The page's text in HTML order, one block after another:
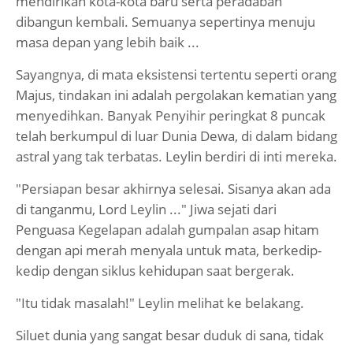
dibangun kembali. Semuanya sepertinya menuju
masa depan yang lebih baik ...
Sayangnya, di mata eksistensi tertentu seperti orang
Majus, tindakan ini adalah pergolakan kematian yang
menyedihkan. Banyak Penyihir peringkat 8 puncak
telah berkumpul di luar Dunia Dewa, di dalam bidang
astral yang tak terbatas. Leylin berdiri di inti mereka.
"Persiapan besar akhirnya selesai. Sisanya akan ada
di tanganmu, Lord Leylin ..." Jiwa sejati dari
Penguasa Kegelapan adalah gumpalan asap hitam
dengan api merah menyala untuk mata, berkedip-
kedip dengan siklus kehidupan saat bergerak.
"Itu tidak masalah!" Leylin melihat ke belakang.
Siluet dunia yang sangat besar duduk di sana, tidak